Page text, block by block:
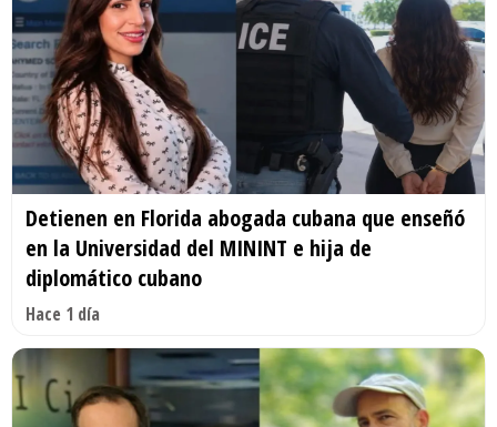
Detienen en Florida abogada cubana que enseñó
en la Universidad del MININT e hija de
diplomático cubano
Hace 1 día